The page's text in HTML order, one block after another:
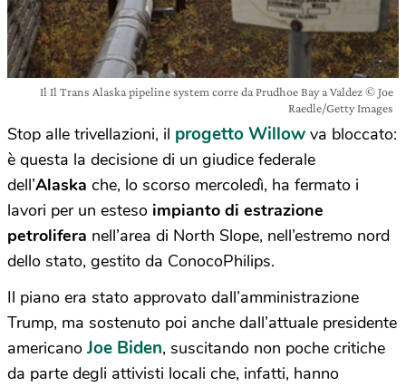
Il Il Trans Alaska pipeline system corre da Prudhoe Bay a Valdez © Joe
Raedle/Getty Images
Stop alle trivellazioni, il progetto Willow va bloccato:
è questa la decisione di un giudice federale
dell’Alaska che, lo scorso mercoledì, ha fermato i
lavori per un esteso impianto di estrazione
petrolifera nell’area di North Slope, nell’estremo nord
dello stato, gestito da ConocoPhilips.
Il piano era stato approvato dall’amministrazione
Trump, ma sostenuto poi anche dall’attuale presidente
americanoJoe Biden, suscitando non poche critiche
da parte degli attivisti locali che, infatti, hanno